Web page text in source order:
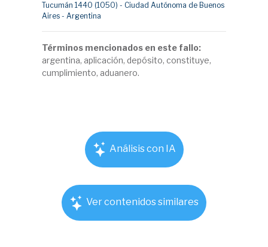
Tucumán 1440 (1050) - Ciudad Autónoma de Buenos
Aires - Argentina
Términos mencionados en este fallo:
argentina, aplicación, depósito, constituye,
cumplimiento, aduanero.
Análisis con IA
Ver contenidos similares